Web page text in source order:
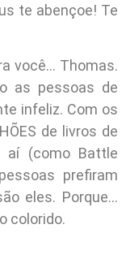
te abençoe! Te
você… Thomas.
as pessoas de
infeliz. Com os
de livros de
aí (como Battle
prefiram
eles. Porque…
colorido.